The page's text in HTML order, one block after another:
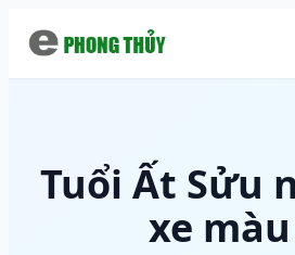
Tuổi Ất Sửu
xe